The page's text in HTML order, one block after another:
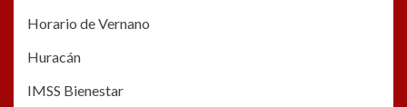
Horario de Vernano
Huracán
IMSS Bienestar